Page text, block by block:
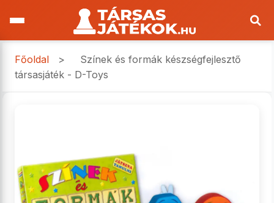
Főoldal >
Színek és formák készségfejlesztő
társasjáték - D-Toys